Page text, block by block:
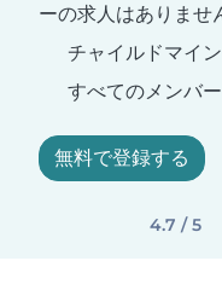
ーの求人はありませ
チャイルドマイ
すべてのメンバ
無料で登録する
4.7 / 5